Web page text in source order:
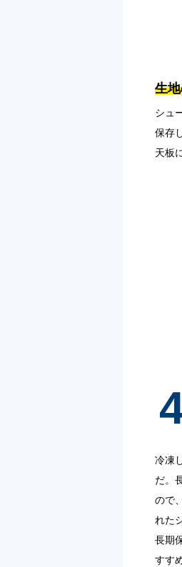
生
シュ
保存
天板
冷凍
だ。
ので
れた
長期
すす